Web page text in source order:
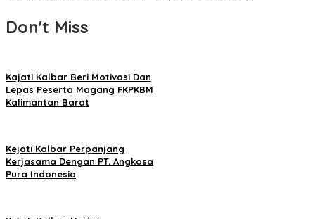
Don't Miss
Kajati Kalbar Beri Motivasi Dan
Lepas Peserta Magang FKPKBM
Kalimantan Barat
Kejati Kalbar Perpanjang
Kerjasama Dengan PT. Angkasa
Pura Indonesia